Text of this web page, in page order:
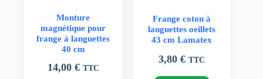
Monture
magnétique pour
frange à languettes
40 cm
14,00 € TTC
Frange coton à
languettes oeillets
43 cm Lamatex
3,80€ TTC